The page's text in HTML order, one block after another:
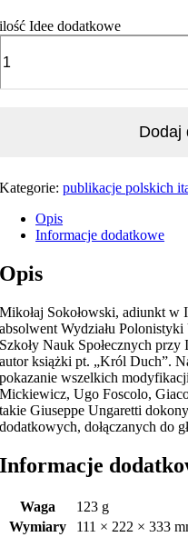
ilość Idee dodatkowe
Dodaj
Kategorie:publikacje polskich
Opis
Informacje dodatkowe
Opis
Mikołaj Sokołowski, adiunkt
absolwent Wydziału
Szkoły Nauk Społecznych
autor książki pt. „Król Duch”.
pokazanie wszelkich
Mickiewicz, Ugo Foscolo,
takie Giuseppe Ungaretti
dodatkowych, dołączanych do
Informacje
Waga
123 g
Wymiary
111 × 222 × 333